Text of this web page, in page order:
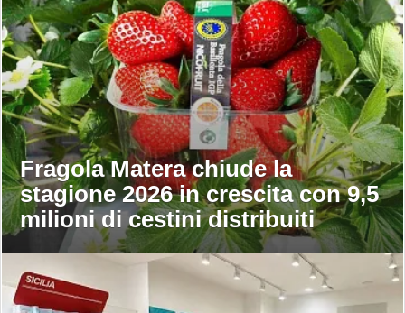
Fragola Matera chiude la
stagione 2026 in crescita con 9,5
milioni di cestini distribuiti